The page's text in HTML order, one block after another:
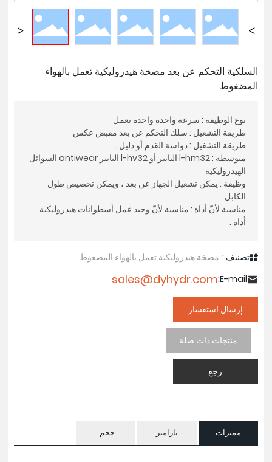
السلكية التحكم عن بعد مضخة هيدروليكية تعمل بالهواء
المضغوط
متوسطة : l-hm32 التابير أو l-hv32 التابير antiwear السوائل
وظيفة : يمكن تشغيل الجهاز عن بعد ، ويمكن تخصيص طول
مناسبة لأنّ أداة : مناسبة لأنّ وحيد عمل أسطوانات هيدروليكية
والبناء ، والتعدين ، والسكك الحديدية ، والسفن وغيرها من
الصناعات .
تصنيف : مضخة هيدروليكية تعمل بالهواء المضغوط
E-mail:
sales@dyhydr.com
إرسال استفسار
منتجات ذات صلة
رجع
مميزات بارامتر حجم .